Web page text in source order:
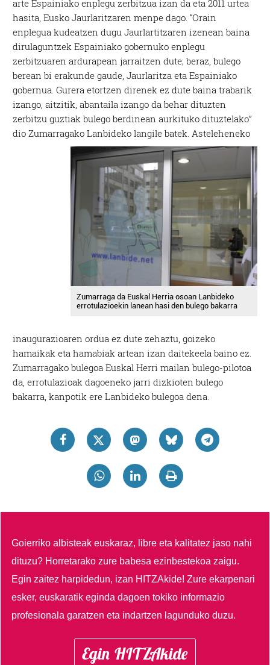
arte Espainiako enplegu zerbitzua izan da eta 2011 urtea
hasita, Eusko Jaurlaritzaren menpe dago. “Orain
enplegua kudeatzen dugu Jaurlartitzaren izenean baina
dirulaguntzek Espainiako gobernuko enplegu
zerbitzuaren ardurapean jarraitzen dute; beraz, bulego
berean bi erakunde gaude, Jaurlaritza eta Espainiako
gobernua. Gurera etortzen direnek ez dute baina trabarik
izango, aitzitik, abantaila izango da behar dituzten
zerbitzu guztiak bulego berdinean aurkituko dituztelako”
dio Zumarragako Lanbideko langile batek.
Zumarraga da Euskal Herria osoan Lanbideko
errotulazioekin lanean hasi den bulego bakarra
Asteleheneko
inaugurazioaren ordua ez dute zehaztu, goizeko
hamaikak eta hamabiak artean izan daitekeela baino ez.
Zumarragako bulegoa Euskal Herri mailan bulego-pilotoa
da, errotulazioak dagoeneko jarri dizkioten bulego
bakarra, kanpotik ere Lanbideko bulegoa dena.
Goierriko albisteak euskaraz, libre eta kalitatez jaso nahi
dituzu? Horretarako zure babesa ezinbestekoa zaigu.
Egin zaitez harpidedun, izan HITZAkide!Zure ekarpenari
esker, euskaratik eginda dagoen tokiko informazio
profesionala garatzen eta indartzen lagunduko duzu.
Egin HITZAkide